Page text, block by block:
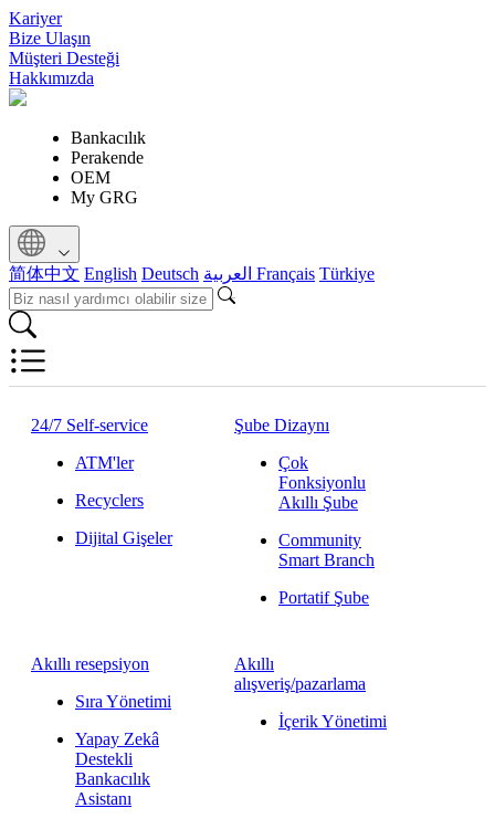
Kariyer
Bize Ulaşın
Müşteri Desteği
Hakkımızda
Bankacılık
Perakende
OEM
My GRG
简体中文 English Deutsch Français Türkiye
24/7 Self-service
ATM'ler
Recyclers
Dijital Gişeler
Şube Dizaynı
Çok
Fonksiyonlu
Akıllı Şube
Community
Smart Branch
Portatif Şube
Akıllı resepsiyon
Sıra Yönetimi
Yapay Zekâ
Destekli
Bankacılık
Asistanı
Akıllı
alışveriş/pazarlama
İçerik Yönetimi